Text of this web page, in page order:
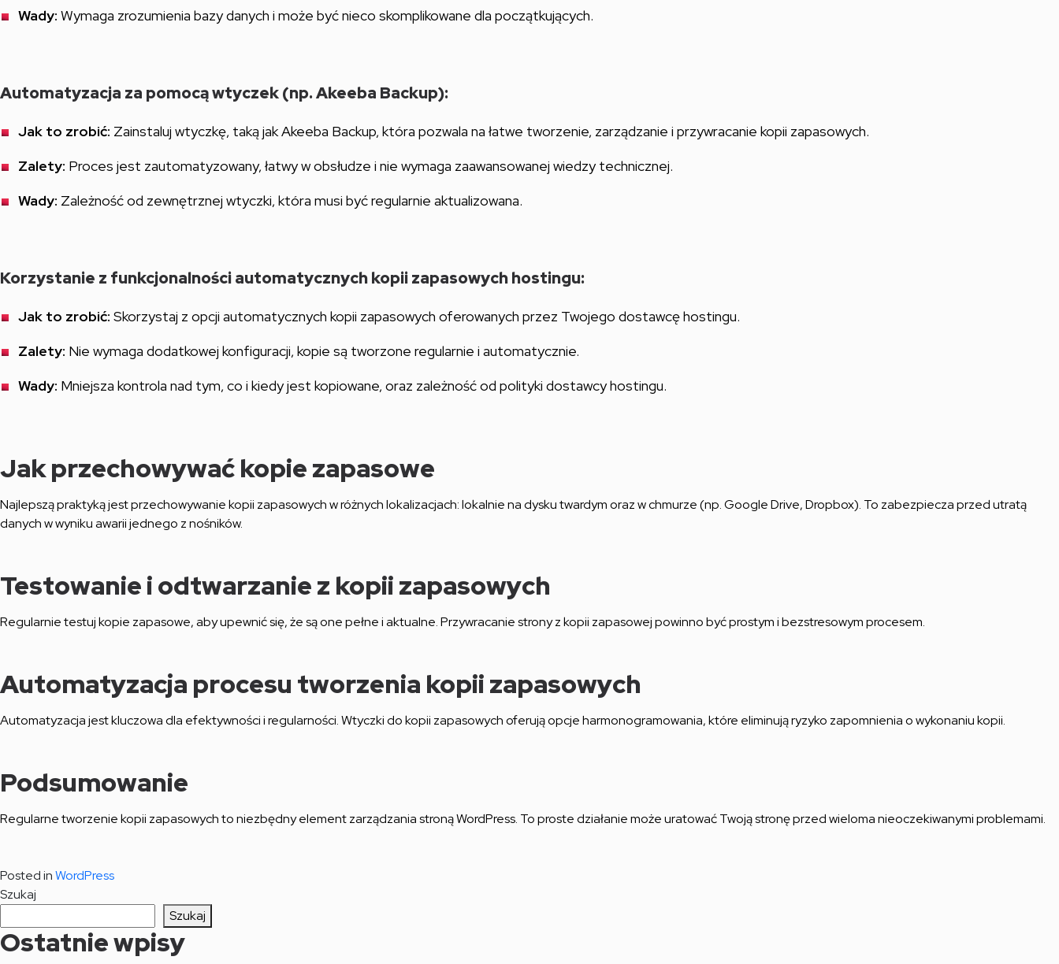
Wady: Wymaga zrozumienia bazy danych i może być nieco skomplikowane dla początkujących.
Automatyzacja za pomocą wtyczek (np. Akeeba Backup):
Jak to zrobić: Zainstaluj wtyczkę, taką jak Akeeba Backup, która pozwala na łatwe tworzenie, zarządzanie i przywracanie kopii zapasowych.
Zalety: Proces jest zautomatyzowany, łatwy w obsłudze i nie wymaga zaawansowanej wiedzy technicznej.
Wady: Zależność od zewnętrznej wtyczki, która musi być regularnie aktualizowana.
Korzystanie z funkcjonalności automatycznych kopii zapasowych hostingu:
Jak to zrobić: Skorzystaj z opcji automatycznych kopii zapasowych oferowanych przez Twojego dostawcę hostingu.
Zalety: Nie wymaga dodatkowej konfiguracji, kopie są tworzone regularnie i automatycznie.
Wady: Mniejsza kontrola nad tym, co i kiedy jest kopiowane, oraz zależność od polityki dostawcy hostingu.
Jak przechowywać kopie zapasowe
Najlepszą praktyką jest przechowywanie kopii zapasowych w różnych lokalizacjach: lokalnie na dysku twardym oraz w chmurze (np. Google Drive, Dropbox). To zabezpiecza przed utratą
danych w wyniku awarii jednego z nośników.
Testowanie i odtwarzanie z kopii zapasowych
Regularnie testuj kopie zapasowe, aby upewnić się, że są one pełne i aktualne. Przywracanie strony z kopii zapasowej powinno być prostym i bezstresowym procesem.
Automatyzacja procesu tworzenia kopii zapasowych
Automatyzacja jest kluczowa dla efektywności i regularności. Wtyczki do kopii zapasowych oferują opcje harmonogramowania, które eliminują ryzyko zapomnienia o wykonaniu kopii.
Podsumowanie
Regularne tworzenie kopii zapasowych to niezbędny element zarządzania stroną WordPress. To proste działanie może uratować Twoją stronę przed wieloma nieoczekiwanymi problemami.
Posted inWordPress
Szukaj
Szukaj
Ostatnie wpisy